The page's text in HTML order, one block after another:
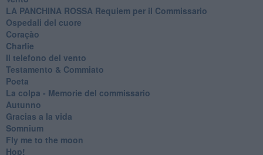
​LA PANCHINA ROSSA Requiem per il Commissario
Ospedali del cuore
Coraçào
Charlie
Il telefono del vento
Testamento & Commiato
Poeta
​La colpa - Memorie del commissario
Autunno
Gracias a la vida
Somnium
Fly me to the moon
Hop!